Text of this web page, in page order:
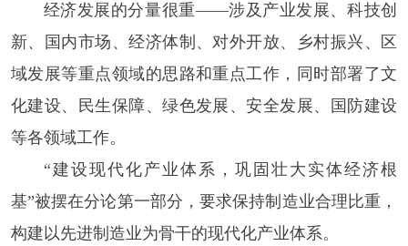
经济发展的分量很重——涉及产业发展、科技创
新、国内市场、经济体制、对外开放、乡村振兴、区
域发展等重点领域的思路和重点工作，同时部署了文
化建设、民生保障、绿色发展、安全发展、国防建设
等各领域工作。
“建设现代化产业体系，巩固壮大实体经济根
基”被摆在分论第一部分，要求保持制造业合理比重，
构建以先进制造业为骨干的现代化产业体系。